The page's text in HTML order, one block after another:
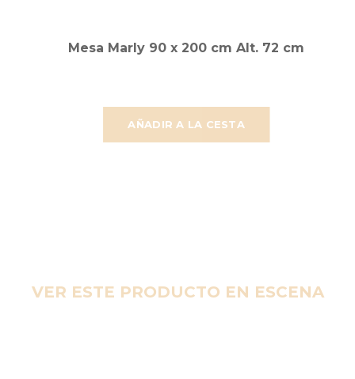
AÑADIR A LA CESTA
Mesa Marly 90 x 200 cm Alt. 72 cm
VER ESTE PRODUCTO EN ESCENA